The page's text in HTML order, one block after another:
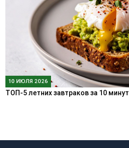
10 ИЮЛЯ 2026
ТОП-5 летних завтраков за 10 минут